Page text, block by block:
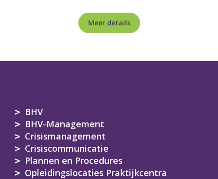
Meer details
BHV
BHV-Management
Crisismanagement
Crisiscommunicatie
Plannen en Procedures
Opleidingslocaties Praktijkcentra